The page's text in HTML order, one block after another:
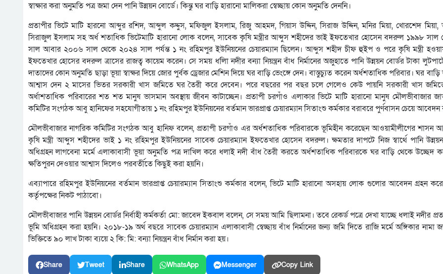
স্বাক্ষার করা অনুমতি পত্র জমা দেন পানি উন্নয়ন বোর্ডে। কিন্তু ঘর বাড়ি হারানো মালিকরা স্বেচ্ছায় কোন অনুমতি দেননি।
প্রতাপীর ভিটে মাটি হারনো আব্দুর রশিদ, আব্দুল কদ্দুস, মফিজুল ইসলাম, রিজু আহমদ, গিয়াস উদ্দিন, সিরাজ উদ্দিন, মনির মিয়া, খোরশেদ
সিরাজুল ইসলাম সহ অর্ধ শতাধিক ভিটেমাটি হারানো লোক বলেন, সাবেক কৃষি মন্ত্রীর আব্দুস শহীদের ভাই ইফতেখার হোসেন বদরুল ১৯৯৮
সাল আবার ২০০৬ সাল থেকে ২০২৪ সাল পর্যন্ত ১ নং রহিমপুর ইউনিয়নের চেয়ারম্যান ছিলেন। আব্দুস শহীদ চীফ হুইপ ও পরে কৃষি মন্ত্রী
ইফতেখার হোসের বদরুল ত্রাসের রাজত্ব কায়েম করেন। সে সময় ধলাি নদীর বন্যা নিয়ন্ত্রন বাঁধ নির্মানের অজুহাতে পানি উন্নয়ন বোর্ডর টাকা
দাতাদের কোন অনুমতি ছাড়া ভূয়া স্বাক্ষর দিয়ে জোর পুর্বক ড্রেজার মেশিন দিয়ে ঘর বাড়ি ভেংঙ্গে দেন। বাস্তুচ্যুত করেন অর্ধশতাধিক পরিবার। ঘর বাড়ি
আশ্বাস দেন ২ মাসের ভিতর সরকারী খাস জমিতে ঘর তৈরী করে দেবেন। পরে বছরের পর বছর চলে গেলেও কেউ পায়নি সরকারী খাস
অর্ধাশতাধিক পরিবারের শত শত মানুষ ভাসমান অবস্থায় জীবন কাটাচ্ছেন। প্রতাপী চরগাঁও এলাকার ভিটে মাটি হারানো মানুষ মৌলভীবাজার
কমিটির সংগঠক আবু হানিফের সহযোগীতায় ১ নং রহিমপুর ইউনিয়নের বর্তমান ভারপ্রাপ্ত চেয়ারম্যান সিতাংশু কর্মকার বরাবরে পুর্ণবাসন চেয়ে
মৌলভীবাজার নাগরিক কমিটির সংগঠক আবু হানিফ বলেন, প্রতাপী চরগাঁও এর অর্ধশতাধিক পরিবারকে ভূমিহীন করেছেন আওয়ামীলীগের শাসন
কৃষি মন্ত্রী আব্দুস শহীদের ভাই ১ নং রহিমপুর ইউনিয়নের সাবেক চেয়ারম্যান ইফতেখার হোসেন বদরুল। ক্ষমতার দাপটে নিজ স্বার্থে পানি
অধিগ্রহন লাগবেনা মর্মে এলাকাবাসী ভূয়া অনুমতি পত্র দাখিল করে ধলাই নদী বাঁধ তৈরী করতে অর্ধশতাধিক পরিবারকে ঘর বাড়ি থেকে উচ্ছেদ
ক্ষতিপুরন দেওয়ার আশ্বাস দিলেও পরবর্তীতে কিছুই করা হয়নি।
এব্যাপারে রহিমপুর ইউনিয়নের বর্তমান ভারপ্রাপ্ত চেয়ারম্যান সিতাংশু কর্মকার বলেন, ভিটে মাটি হারানো অসহায় লোক গুলোর আবেদন গ্রহন
কর্তৃপক্ষের নিকট পাঠাবো।
মৌলভীবাজার পানি উন্নয়ন বোর্ডর নির্বাহী কর্মকর্তা মো: জাবেদ ইকবাল বলেন, সে সময় আমি ছিলামনা। তবে রেকর্ড পত্রে দেখা যাচ্ছে ধলাই নদীর
ভূমি অধিগ্রহন করা হয়নি। ২০১৮-১৯ অর্থ বছরে সাবেক চেয়ারম্যান এলাকাবাসী স্বেচ্ছায় বাঁধ নির্মানের জন্য জমি দিতে রাজি মর্মে অঙ্গিকার নামা
ভিক্তিতে ৯০ লাখ টাকা ব্যয়ে ২ কি: মি: বন্যা নিয়ন্ত্রন বাঁধ নির্মান করা হয়।
Share Tweet Share WhatsApp Messenger Copy Link